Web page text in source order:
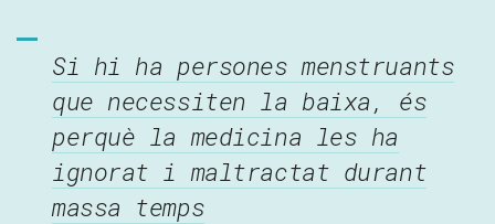
Si hi ha persones menstruants
que necessiten la baixa, és
perquè la medicina les ha
ignorat i maltractat durant
massa temps